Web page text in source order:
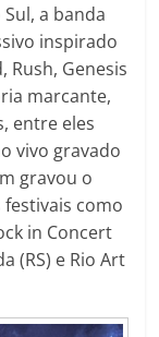
a banda
inspirado
Rush, Genesis
marcante,
entre eles
vivo gravado
gravou o
como
in Concert
(RS) e Rio Art